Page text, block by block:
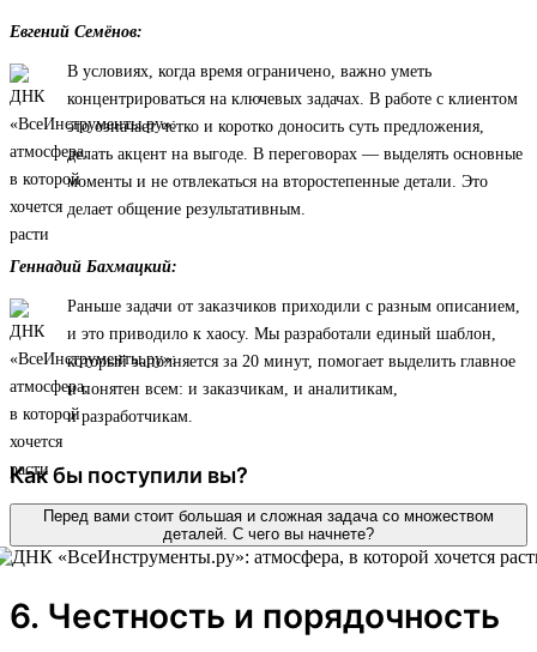
Евгений Семёнов:
В условиях, когда время ограничено, важно уметь
концентрироваться на ключевых задачах. В работе с клиентом
это означает четко и коротко доносить суть предложения,
делать акцент на выгоде. В переговорах — выделять основные
моменты и не отвлекаться на второстепенные детали. Это
делает общение результативным.
Геннадий Бахмацкий:
Раньше задачи от заказчиков приходили с разным описанием,
и это приводило к хаосу. Мы разработали единый шаблон,
который заполняется за 20 минут, помогает выделить главное
и понятен всем: и заказчикам, и аналитикам,
и разработчикам.
Как бы поступили вы?
Перед вами стоит большая и сложная задача со множеством
деталей. С чего вы начнете?
6. Честность и порядочность